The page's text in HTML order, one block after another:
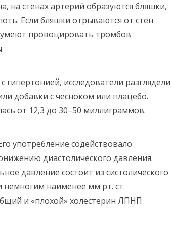
на стенах артерий образуются бляшки,
Если бляшки отрываются от стен
умеют провоцировать тромбов
исследователи разглядели
добавки с чесноком или плацебо.
от 12,3 до 30–50 миллиграммов.
употребление содействовало
диастолического давления.
давление состоит из систолического
немногим наименее мм рт. ст.
и «плохой» холестерин ЛПНП